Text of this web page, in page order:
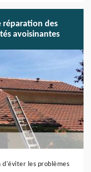
réparation des
avoisinantes
d'éviter les problèmes